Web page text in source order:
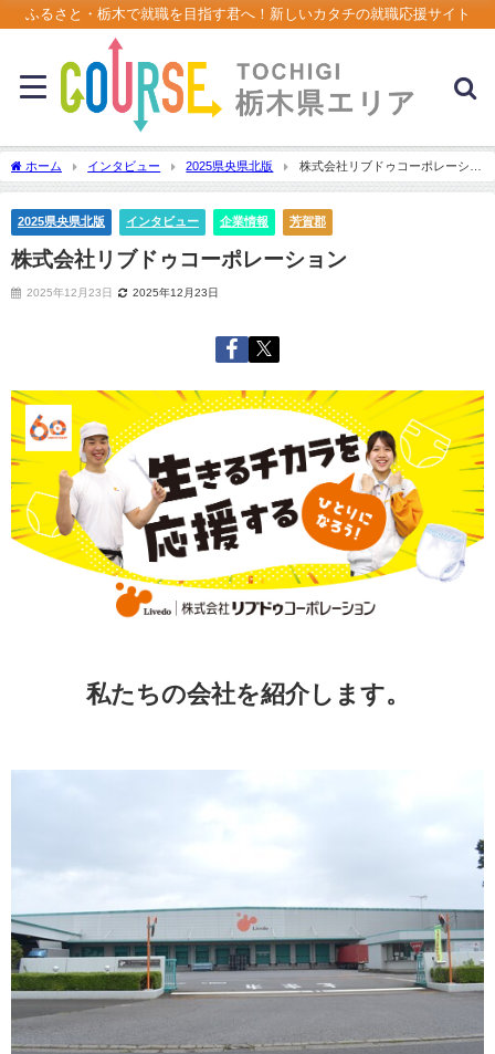
ふるさと・栃木で就職を目指す君へ！新しいカタチの就職応援サイト
ホーム インタビュー 2025県央県北版
株式会社リブドゥコーポレーショ
ン
2025県央県北版 インタビュー 企業情報 芳賀郡
株式会社リブドゥコーポレーション
2025年12月23日 2025年12月23日
私たちの会社を紹介します。